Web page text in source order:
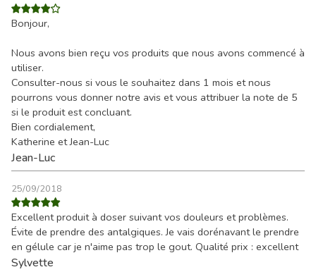
Bonjour,
Nous avons bien reçu vos produits que nous avons commencé à
utiliser.
Consulter-nous si vous le souhaitez dans 1 mois et nous
pourrons vous donner notre avis et vous attribuer la note de 5
si le produit est concluant.
Bien cordialement,
Katherine et Jean-Luc
Jean-Luc
25/09/2018
Excellent produit à doser suivant vos douleurs et problèmes.
Évite de prendre des antalgiques. Je vais dorénavant le prendre
en gélule car je n'aime pas trop le gout. Qualité prix : excellent
Sylvette